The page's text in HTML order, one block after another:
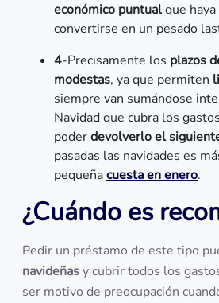
económico puntualque
convertirse en un pesado
4-Precisamente los plazos
modestas, ya que permiten
siempre van sumándose
Navidad que cubra los
poderdevolverlo el
pasadas las navidades es
pequeñacuesta en enero.
¿Cuándo es
Pedir un préstamo de este tipo
navideñasy cubrir todos los
ser motivo de preocupación